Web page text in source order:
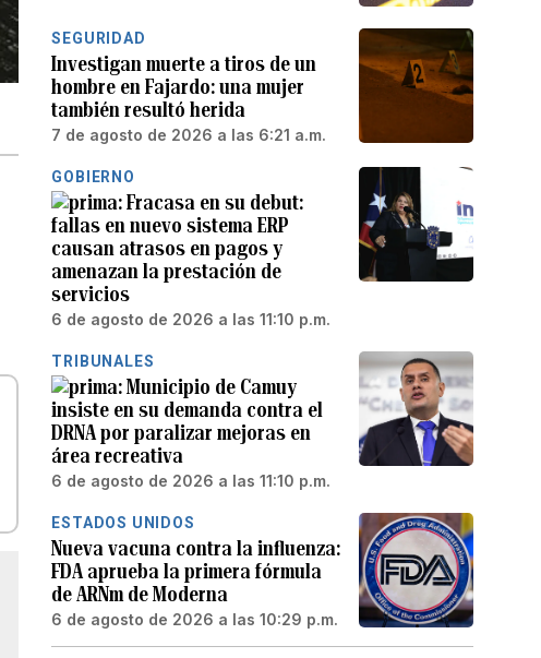
SEGURIDAD
Investigan muerte a tiros de un
hombre en Fajardo: una mujer
también resultó herida
7 de agosto de 2026 a las 6:21 a.m.
GOBIERNO
Fracasa en su debut:
fallas en nuevo sistema ERP
causan atrasos en pagos y
amenazan la prestación de
servicios
6 de agosto de 2026 a las 11:10 p.m.
TRIBUNALES
Municipio de Camuy
insiste en su demanda contra el
DRNA por paralizar mejoras en
área recreativa
6 de agosto de 2026 a las 11:10 p.m.
ESTADOS UNIDOS
Nueva vacuna contra la influenza:
FDA aprueba la primera fórmula
de ARNm de Moderna
6 de agosto de 2026 a las 10:29 p.m.